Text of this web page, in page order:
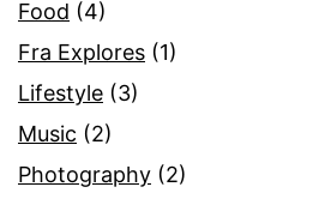
Food (4)
Fra Explores (1)
Lifestyle (3)
Music (2)
Photography (2)